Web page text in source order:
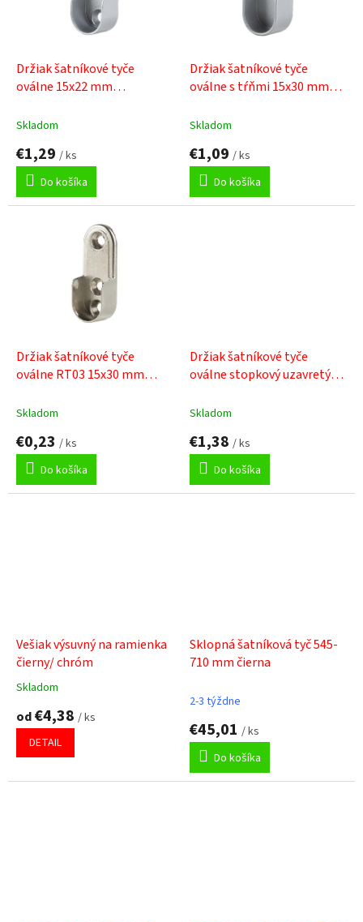
Držiak šatníkové tyče
oválne 15x22 mm
Skladom
€1,29 / ks
Do košíka
Držiak šatníkové tyče
oválne s tŕňmi 15x30 mm
Skladom
€1,09 / ks
Do košíka
Držiak šatníkové tyče
oválne RT03 15x30 mm
Skladom
€0,23 / ks
Do košíka
Držiak šatníkové tyče
oválne stopkový uzavretý
Skladom
€1,38 / ks
Do košíka
Vešiak výsuvný na ramienka
čierny/ chróm
Priemerné
produktu
5,0
5
Skladom
od€4,38 / ks
DETAIL
Sklopná šatníková tyč 545-
710 mm čierna
2-3 týždne
€45,01 / ks
Do košíka